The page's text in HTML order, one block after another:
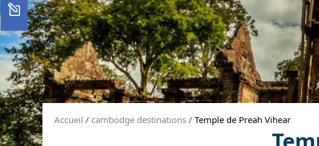
Accueil / cambodge destinations / Temple de Preah Vihear